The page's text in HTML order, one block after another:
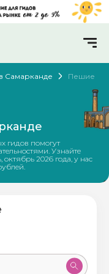
Самарканде Пешие
гидов помогут
Узнайте
октябрь 2026 года, у нас